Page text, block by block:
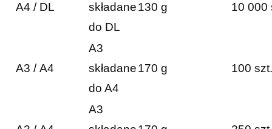
A4 / DL
składane
do DL
130 g 10 000
A3 / A4
A3
składane
do A4
170 g 100 szt.
A3